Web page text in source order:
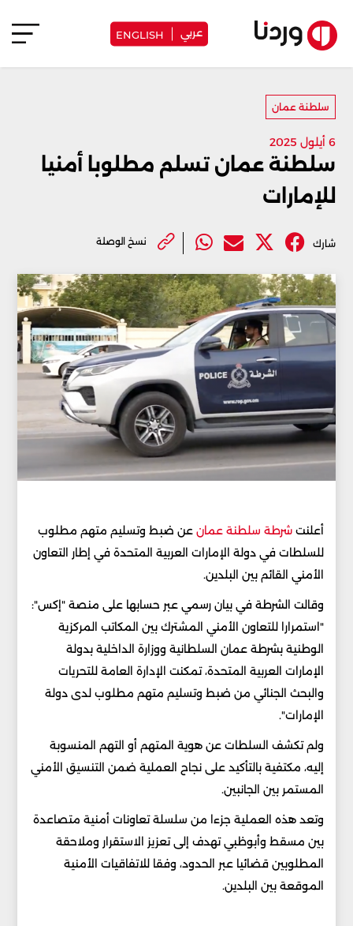
عربي ENGLISH
سلطنة عمان
6 أيلول 2025
سلطنة عمان تسلم مطلوبا أمنيا
للإمارات
شارك نسخ الوصلة
أعلنتشرطة سلطنة عمان عن ضبط وتسليم متهم مطلوب
للسلطات في دولة الإمارات العربية المتحدة في إطار التعاون
الأمني القائم بين البلدين.
وقالت الشرطة في بيان رسمي عبر حسابها على منصة "إكس":
"استمرارا للتعاون الأمني المشترك بين المكاتب المركزية
الوطنية بشرطة عمان السلطانية ووزارة الداخلية بدولة
الإمارات العربية المتحدة، تمكنت الإدارة العامة للتحريات
والبحث الجنائي من ضبط وتسليم متهم مطلوب لدى دولة
الإمارات".
ولم تكشف السلطات عن هوية المتهم أو التهم المنسوبة
إليه، مكتفية بالتأكيد على نجاح العملية ضمن التنسيق الأمني
المستمر بين الجانبين.
وتعد هذه العملية جزءا من سلسلة تعاونات أمنية متصاعدة
بين مسقط وأبوظبي تهدف إلى تعزيز الاستقرار وملاحقة
المطلوبين قضائيا عبر الحدود، وفقا للاتفاقيات الأمنية
الموقعة بين البلدين.